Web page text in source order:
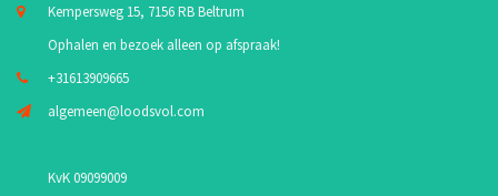
Kempersweg 15, 7156 RB Beltrum
Ophalen en bezoek alleen op afspraak!
+31613909665
algemeen@loodsvol.com
KvK 09099009